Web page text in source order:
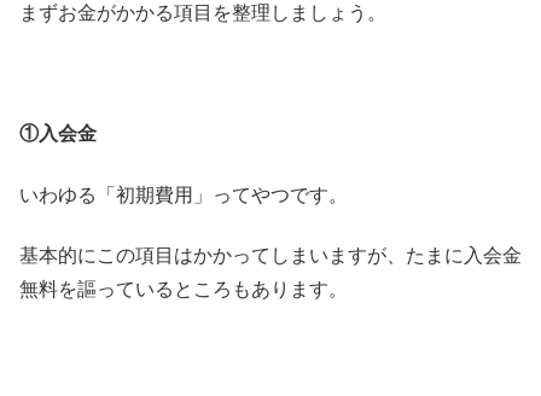
まずお金がかかる項目を整理しましょう。
①入会金
いわゆる「初期費用」ってやつです。
基本的にこの項目はかかってしまいますが、たまに入会金
無料を謳っているところもあります。